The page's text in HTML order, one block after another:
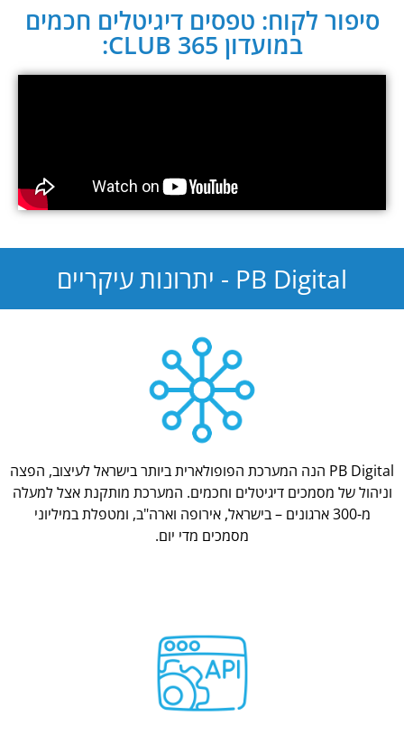
סיפור לקוח: טפסים דיגיטלים חכמים
במועדון CLUB 365:
PB Digital - יתרונות עיקריים
PB Digital הנה המערכת הפופולארית ביותר בישראל לעיצוב, הפצה
וניהול של מסמכים דיגיטלים וחכמים. המערכת מותקנת אצל למעלה
מ-300 ארגונים – בישראל, אירופה וארה"ב, ומטפלת במיליוני
מסמכים מדי יום.